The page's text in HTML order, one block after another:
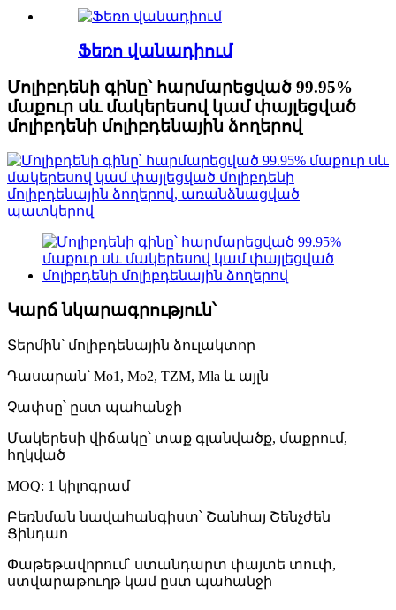
Ֆեռո վանադիում
Մոլիբդենի գինը՝ հարմարեցված 99.95%
մաքուր սև մակերեսով կամ փայլեցված
մոլիբդենի մոլիբդենային ձողերով
Կարճ նկարագրություն՝
Տերմին՝ մոլիբդենային ձուլակտոր
Դասարան՝ Mo1, Mo2, TZM, Mla և այլն
Չափսը՝ ըստ պահանջի
Մակերեսի վիճակը՝ տաք գլանվածք, մաքրում,
հղկված
MOQ: 1 կիլոգրամ
Բեռնման նավահանգիստ՝ Շանհայ Շենչժեն
Ցինդաո
Փաթեթավորում՝ ստանդարտ փայտե տուփ,
ստվարաթուղթ կամ ըստ պահանջի